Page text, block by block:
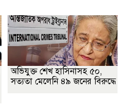
অভিযুক্ত শেখ হাসিনাসহ ৫০,
সত্যতা মেলেনি ৪৯ জনের বিরুদ্ধে